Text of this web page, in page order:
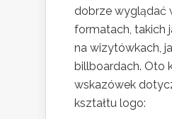
dobrze wyglądać
formatach, takich
na wizytówkach,
billboardach. Oto
wskazówek
kształtu logo: